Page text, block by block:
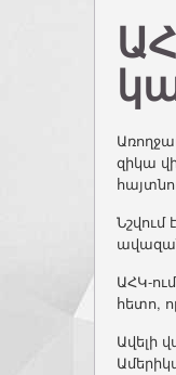
զիկա
Նշվում
ԱՀԿ-
հետո,
Ավելի